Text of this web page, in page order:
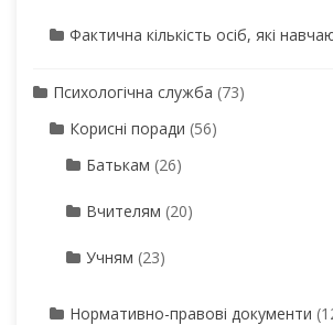
Фактична кількість осіб, які
Психологічна служба (73)
Корисні поради (56)
Батькам (26)
Вчителям (20)
Учням (23)
Нормативно-правові документи